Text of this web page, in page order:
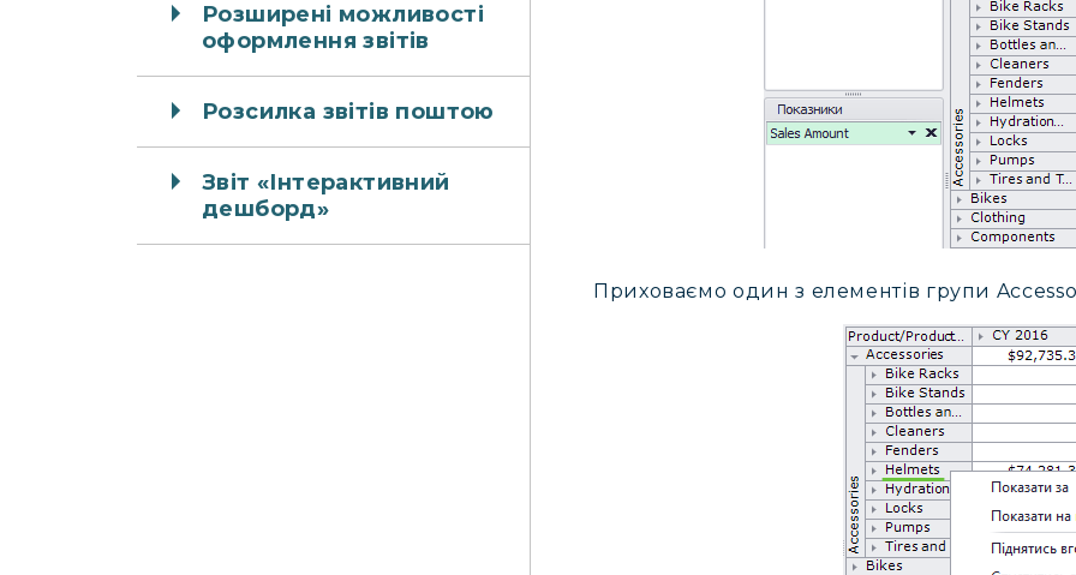
Приховаємо один з елементів групи
Розширені можливості
оформлення звітів
Розсилка звітів поштою
Звіт «Інтерактивний
дешборд»